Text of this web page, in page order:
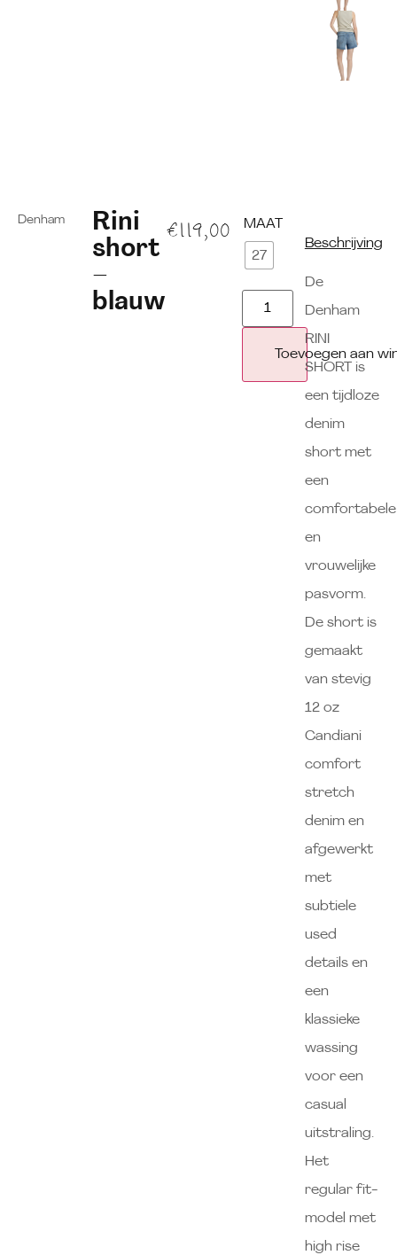
Denham
Rini
short
–
blauw
€119,00 MAAT
27
Toevoegen aan
Beschrijving
De
Denham
RINI
SHORT is
een tijdloze
denim
short met
een
comfortabele
en
vrouwelijke
pasvorm.
De short is
gemaakt
van stevig
12 oz
Candiani
comfort
stretch
denim en
afgewerkt
met
subtiele
used
details en
een
klassieke
wassing
voor een
casual
uitstraling.
Het
regular fit-
model met
high rise